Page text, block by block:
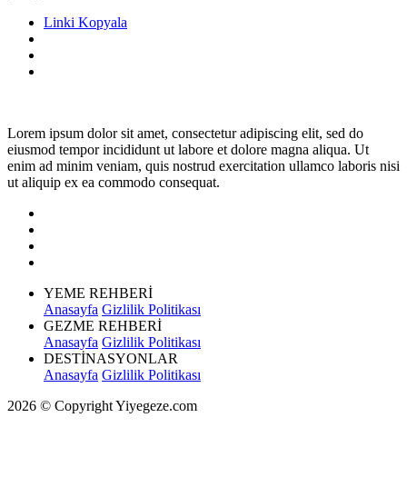
Linki Kopyala
Lorem ipsum dolor sit amet, consectetur adipiscing elit, sed do
eiusmod tempor incididunt ut labore et dolore magna aliqua. Ut
enim ad minim veniam, quis nostrud exercitation ullamco laboris nisi
ut aliquip ex ea commodo consequat.
YEME REHBERİ
Anasayfa Gizlilik Politikası
GEZME REHBERİ
Anasayfa Gizlilik Politikası
DESTİNASYONLAR
Anasayfa Gizlilik Politikası
2026 © Copyright Yiyegeze.com